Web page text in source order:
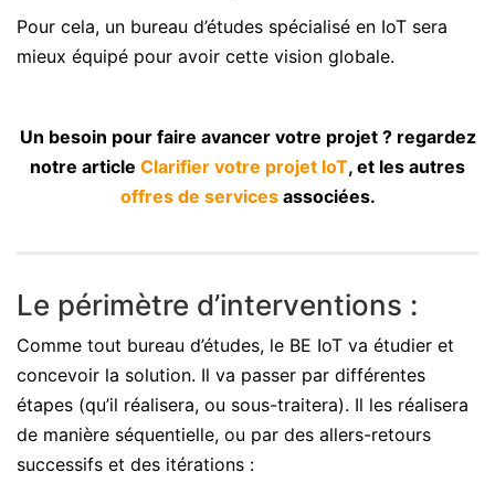
Pour cela, un bureau d’études spécialisé en IoT sera
mieux équipé pour avoir cette vision globale.
Un besoin pour faire avancer votre projet ? regardez
notre article Clarifier votre projet IoT, et les autres
offres de servicesassociées.
Le périmètre d’interventions :
Comme tout bureau d’études, le BE IoT va étudier et
concevoir la solution. Il va passer par différentes
étapes (qu’il réalisera, ou sous-traitera). Il les réalisera
de manière séquentielle, ou par des allers-retours
successifs et des itérations :